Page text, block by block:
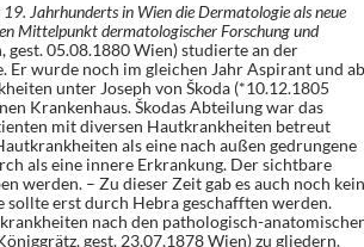
Jahrhunderts in Wien die Dermatologie als neue
Mittelpunkt dermatologischer Forschung und
05.08.1880 Wien) studierte an der
wurde noch im gleichen Jahr Aspirant und ab
unter Joseph von Škoda (*10.12.1805
Krankenhaus. Škodas Abteilung war das
mit diversen Hautkrankheiten betreut
als eine nach außen gedrungene
als eine innere Erkrankung. Der sichtbare
werden. – Zu dieser Zeit gab es auch noch
erst durch Hebra geschafften werden.
nach den pathologisch-
gest. 23.07.1878 Wien) zu gliedern.